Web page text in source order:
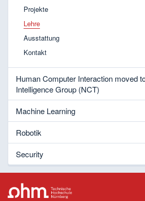
Projekte
Lehre
Ausstattung
Kontakt
Human Computer Interaction moved
Intelligence Group (NCT)
Machine Learning
Robotik
Security